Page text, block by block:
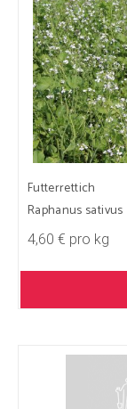
Futterrettich
Raphanus sativus
4,60 € pro kg